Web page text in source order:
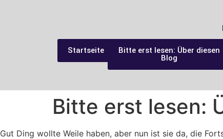
Startseite
Bitte erst lesen: Über diesen
Blog
Bitte erst lesen:
Gut Ding wollte Weile haben, aber nun ist sie da, die